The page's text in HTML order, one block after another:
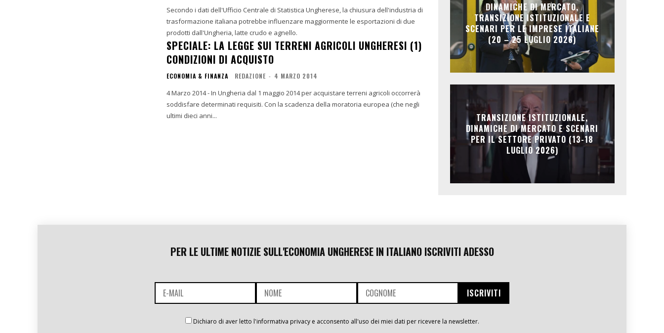
Secondo i dati dell'Ufficio Centrale di Statistica Ungherese, la chiusura dell'industria di
trasformazione italiana potrebbe influenzare maggiormente le esportazioni di due
prodotti dall'Ungheria, latte crudo e agnello.
SPECIALE: LA LEGGE SUI TERRENI AGRICOLI UNGHERESI (1)
CONDIZIONI DI ACQUISTO
ECONOMIA & FINANZA REDAZIONE - 4 MARZO 2014
4 Marzo 2014 - In Ungheria dal 1 maggio 2014 per acquistare terreni agricoli occorrerà
soddisfare determinati requisiti. Con la scadenza della moratoria europea (che negli
ultimi dieci anni...
DINAMICHE DI MERCATO,
TRANSIZIONE ISTITUZIONALE E
SCENARI PER LE IMPRESE ITALIANE
(20 – 25 LUGLIO 2026)
TRANSIZIONE ISTITUZIONALE,
DINAMICHE DI MERCATO E SCENARI
PER IL SETTORE PRIVATO (13-18
LUGLIO 2026)
PER LE ULTIME NOTIZIE SULL'ECONOMIA UNGHERESE IN ITALIANO ISCRIVITI ADESSO
Dichiaro di aver letto l'informativa privacy e acconsento all'uso dei miei dati per ricevere la newsletter.